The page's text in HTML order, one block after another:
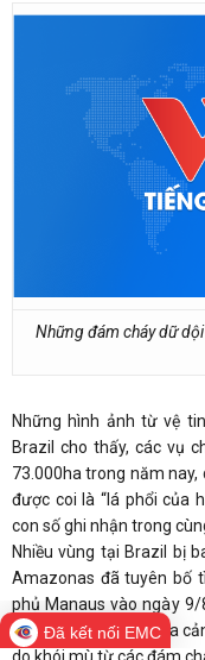
Những đám cháy dữ
Những hình ảnh từ vệ
Brazil cho thấy, các vụ
73.000ha trong năm
được coi là “lá phổi của
con số ghi nhận trong
Nhiều vùng tại Brazil bị
Amazonas đã tuyên bố
phủ Manaus vào ngày
Brazil với Peru, đã đưa
Đã kết nối EMC